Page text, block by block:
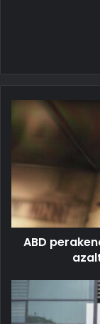
ABD